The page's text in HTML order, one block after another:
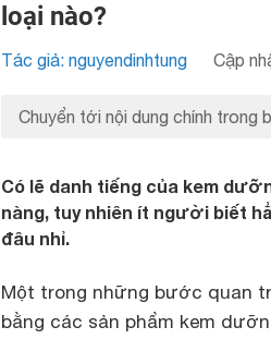
loại nào?
Tác giả: nguyendinhtung Cập
Chuyển tới nội dung chính trong
Có lẽ danh tiếng của kem
nàng, tuy nhiên ít người biết
đâu nhỉ.
Một trong những bước quan
bằng các sản phẩm kem